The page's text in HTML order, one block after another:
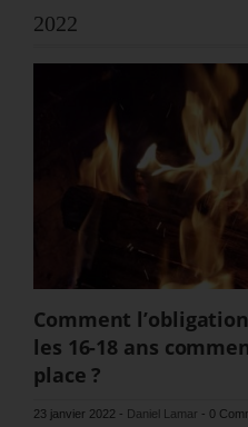
2022
Comment
les 16-18 ans
place ?
23 janvier 2022 - Daniel Lamar - 0